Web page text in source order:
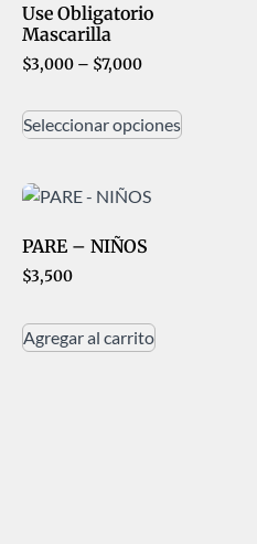
Use Obligatorio
Mascarilla
$3,000 – $7,000
Seleccionar opciones
PARE – NIÑOS
$3,500
Agregar al carrito